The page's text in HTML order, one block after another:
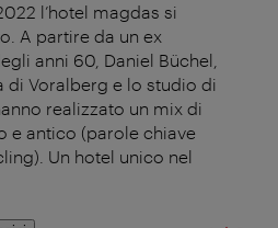
l’hotel magdas si
A partire da un ex
anni 60, Daniel Büchel,
di Voralberg e lo studio di
realizzato un mix di
e antico (parole chiave
Un hotel unico nel